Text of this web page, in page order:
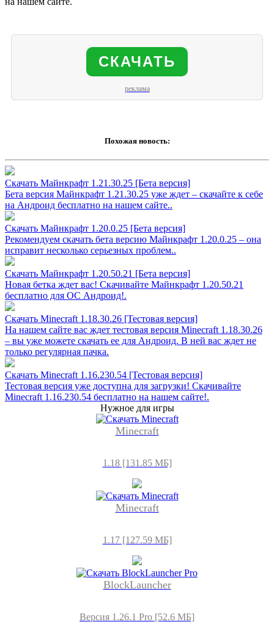
СКАЧАТЬ
реклама
Похожая новость:
Скачать Майнкрафт 1.21.30.25 [Бета версия]
Бета версия Майнкрафт 1.21.30.25 уже ждет – скачайте к себе
на Андроид бесплатно на нашем сайте..
Скачать Майнкрафт 1.20.0.25 [Бета версия]
Рекомендуем скачать бета версию Майнкрафт 1.20.0.25 – она
исправит несколько серьезных проблем..
Скачать Майнкрафт 1.20.50.21 [Бета версия]
Новая бетка ждет вас! Скачивайте Майнкрафт 1.20.50.21
бесплатно для ОС Андроид!.
Скачать Minecraft 1.18.30.26 [Тестовая версия]
На нашем сайте вас ждет тестовая версия Minecraft 1.18.30.26
– вы уже можете скачать ее для Андроид. В ней вас ждет не
только регулярная пачка.
Скачать Minecraft 1.16.230.54 [Тестовая версия]
Тестовая версия уже доступна для загрузки! Скачивайте
Minecraft 1.16.230.54 бесплатно на нашем сайте!.
Нужное для игры
Minecraft
1.18 [131.85 МБ]
Minecraft
1.17 [127.59 МБ]
BlockLauncher
Версия 1.26.1 Pro [52.6 МБ]